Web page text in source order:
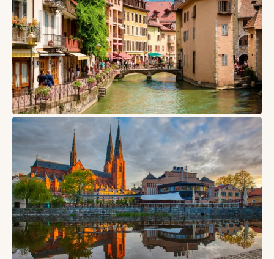
17/05/2026
Ансі, Франція — альпійське місто каналів, прозорого озера
і неквапливих ранків
17/05/2026